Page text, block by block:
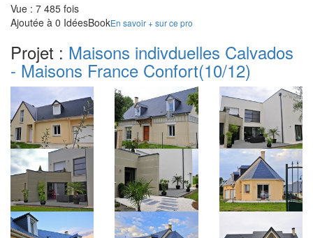
Vue : 7 485 fois
Ajoutée à 0 IdéesBookEn savoir + sur ce pro
Projet : Maisons indivduelles Calvados
- Maisons France Confort(10/12)